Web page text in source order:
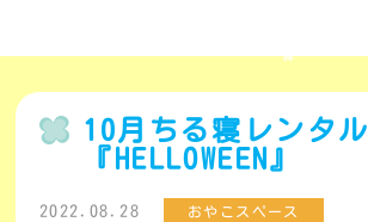
10月ちる寝レンタル
『HELLOWEEN』
2022.08.28 おやこスペース